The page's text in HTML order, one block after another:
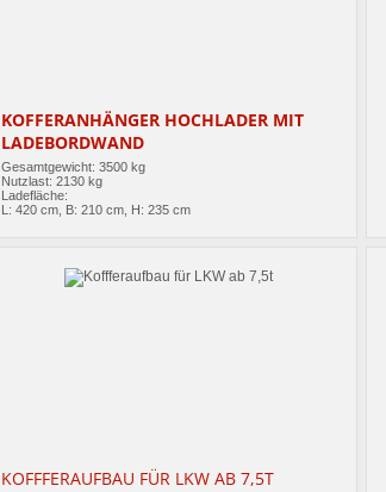
KOFFERANHÄNGER HOCHLADER MIT
LADEBORDWAND
Gesamtgewicht: 3500 kg
Nutzlast: 2130 kg
Ladefläche:
L: 420 cm, B: 210 cm, H: 235 cm
KOFFFERAUFBAU FÜR LKW AB 7,5T